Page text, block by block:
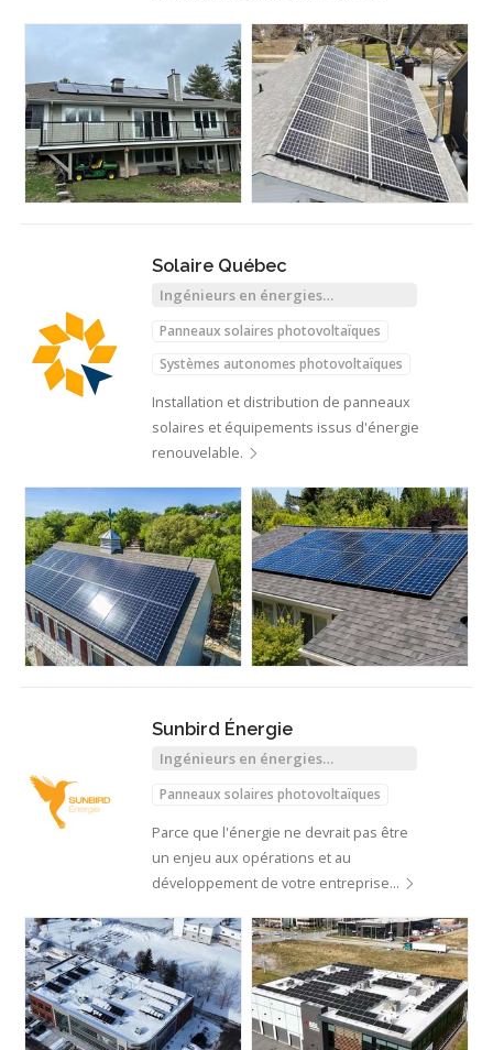
Solaire Québec
Ingénieurs en énergies
Panneaux solaires photovoltaïques
Systèmes autonomes photovoltaïques
Installation et distribution de panneaux
solaires et équipements issus d'énergie
renouvelable.
Sunbird Énergie
Ingénieurs en énergies
Panneaux solaires photovoltaïques
Parce que l'énergie ne devrait pas être
un enjeu aux opérations et au
développement de votre entreprise…